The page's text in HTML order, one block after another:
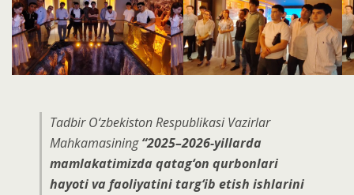
Tadbir O‘zbekiston Respublikasi Vazirlar
Mahkamasining“2025–2026-yillarda
mamlakatimizda qatag‘on qurbonlari
hayoti va faoliyatini targ‘ib etish ishlarini